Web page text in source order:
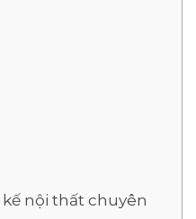
nội thất chuyên